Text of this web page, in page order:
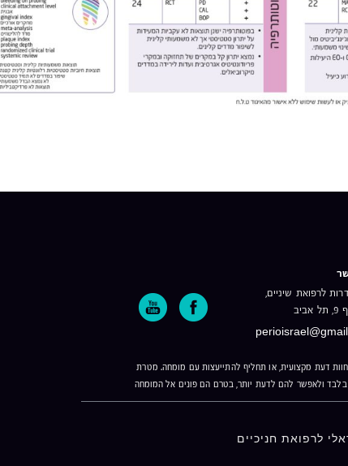
לרפואת שיניים,
דעת מקצועית, או תחליף להתייעצות עם מומחה. מטרת
ולאפשר להם לדעת יותר, בטרם הם פונים אל המומחה
לרפואת חניכיים